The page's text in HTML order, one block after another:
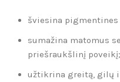
šviesina pigmentines
sumažina matomus
priešraukšlinį poveikį;
užtikrina greitą, gilų